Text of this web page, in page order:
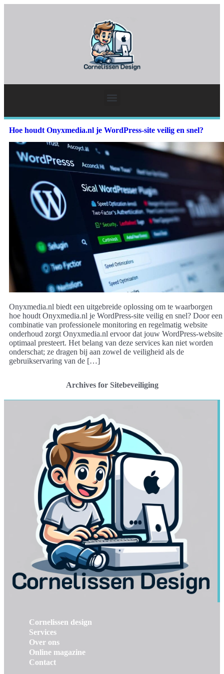
Hoe houdt Onyxmedia.nl je WordPress-site veilig en snel?
Onyxmedia.nl biedt een uitgebreide oplossing om te waarborgen
hoe houdt Onyxmedia.nl je WordPress-site veilig en snel? Door een
combinatie van professionele monitoring en regelmatig website
onderhoud zorgt Onyxmedia.nl ervoor dat jouw WordPress-website
optimaal presteert. Het belang van deze services kan niet worden
onderschat; ze dragen bij aan zowel de veiligheid als de
gebruikservaring van de […]
Archives for Sitebeveiliging
Cornelissen design
Services
Over ons
Online magazine
Contact